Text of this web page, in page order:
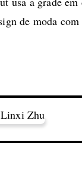
de moda com